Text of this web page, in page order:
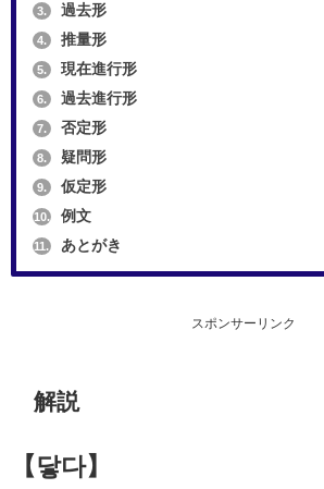
3. 過去形
4. 推量形
5. 現在進行形
6. 過去進行形
7. 否定形
8. 疑問形
9. 仮定形
10. 例文
11. あとがき
スポンサーリンク
解説
【닿다】